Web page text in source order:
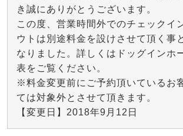
き誠にありがとうございます。
この度、営業時間外でのチェックイ
ウトは別途料金を設けさせて頂く事
なりました。詳しくはドッグインホ
表をご覧ください。
※料金変更前にご予約頂いているお
ては対象外とさせて頂きます。
【変更日】2018年9月12日